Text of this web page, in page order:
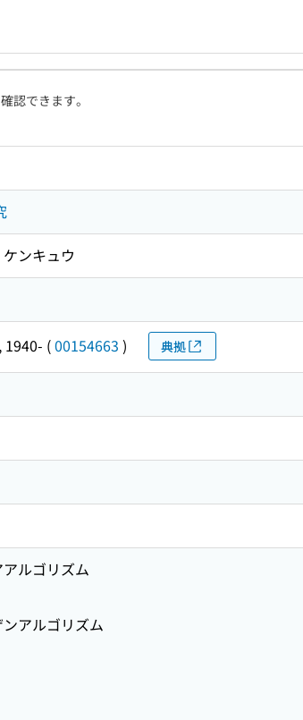
認できます。
ンキュウ
1940- (00154663 ) 典拠
ルゴリズム
アルゴリズム